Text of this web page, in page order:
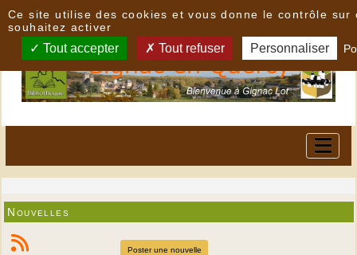
Nouvelles
Poster une nouvelle
Ce site utilise des cookies et vous donne le contrôle sur
souhaitez activer
Tout accepter Tout refuser Personnaliser